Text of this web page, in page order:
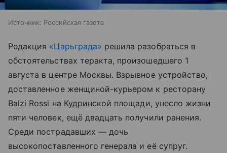
Источник: Российская газета
Редакция «Царьграда» решила разобраться в
обстоятельствах теракта, произошедшего 1
августа в центре Москвы. Взрывное устройство,
доставленное женщиной-курьером к ресторану
Balzi Rossi на Кудринской площади, унесло жизни
пяти человек, ещё двадцать получили ранения.
Среди пострадавших — дочь
высокопоставленного генерала и её супруг.